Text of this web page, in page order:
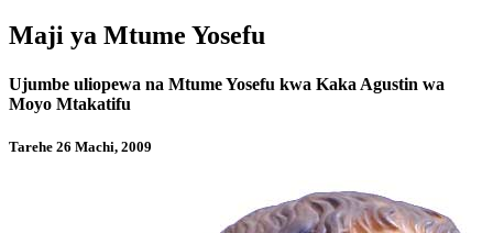
Maji ya Mtume Yosefu
Ujumbe uliopewa na Mtume Yosefu kwa Kaka Agustin wa
Moyo Mtakatifu
Tarehe 26 Machi, 2009